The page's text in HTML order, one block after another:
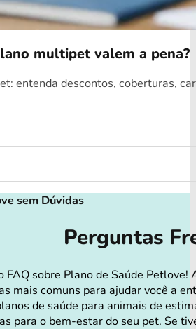
multipet valem a pena?
entenda descontos, coberturas,
sem Dúvidas
Perguntas
FAQ sobre Plano de Saúde Petlove!
mais comuns para ajudar você a
de saúde para animais de
para o bem-estar do seu pet. Se